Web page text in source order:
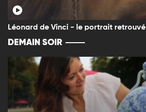
Léonard de Vinci - le portrait retrouvé
DEMAIN SOIR